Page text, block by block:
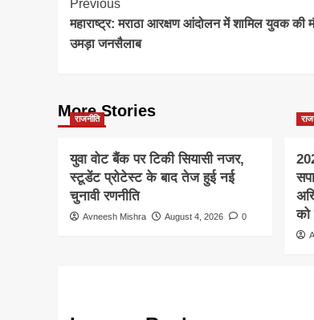
Post
Navigation
Previous
महाराष्ट्र: मराठा आरक्षण आंदोलन में शामिल युवक की
उमड़ा जनसैलाब
More Stories
राजनीति
युवा वोट बैंक पर टिकी सियासी नजर,
स्टूडेंट प्रोटेस्ट के बाद तेज हुई नई
चुनावी रणनीति
Avneesh Mishra August 4, 2026 0
को